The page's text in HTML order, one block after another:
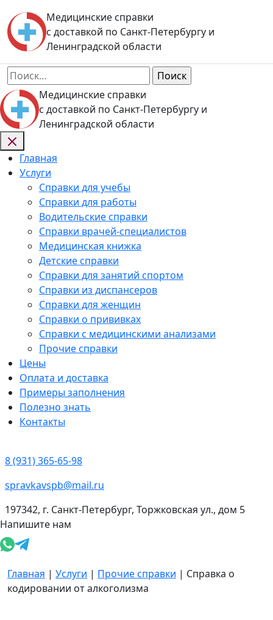
to
content
Медицинские справки
с доставкой по Санкт-Петербургу и
Ленинградской области
Найти:
Медицинские справки
с доставкой по Санкт-Петербургу и
Ленинградской области
Главная
Услуги
Справки для учебы
Справки для работы
Водительские справки
Справки врачей-специалистов
Медицинская книжка
Детские справки
Справки для занятий спортом
Справки из диспансеров
Справки для женщин
Справки о прививках
Справки с медицинскими анализами
Прочие справки
Цены
Оплата и доставка
Примеры заполнения
Полезно знать
Контакты
8 (931) 365-65-98
spravkavspb@mail.ru
197342, г. Санкт-Петербург, Торжковская ул., дом 5
Напишите нам
Главная | Услуги | Прочие справки | Cправка о
кодировании от алкоголизма